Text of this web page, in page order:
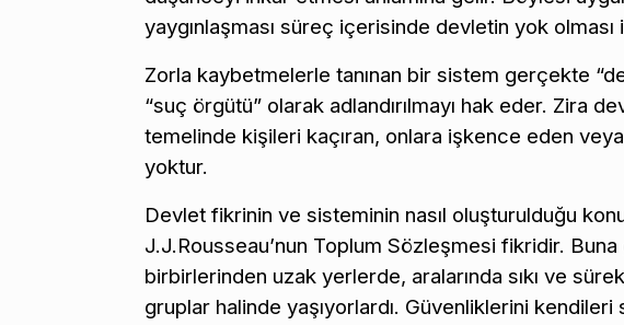
yaygınlaşması süreç içerisinde devletin yok olması
Zorla kaybetmelerle tanınan bir sistem gerçekte
“suç örgütü” olarak adlandırılmayı hak eder. Zira
temelinde kişileri kaçıran, onlara işkence eden
yoktur.
Devlet fikrinin ve sisteminin nasıl oluşturulduğu
J.J.Rousseau’nun Toplum Sözleşmesi fikridir.
birbirlerinden uzak yerlerde, aralarında sıkı ve
gruplar halinde yaşıyorlardı. Güvenliklerini kendileri